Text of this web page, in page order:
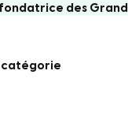
des
catégorie